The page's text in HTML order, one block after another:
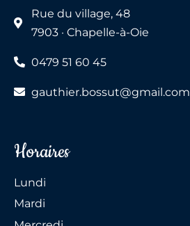
Rue du village, 48
7903 · Chapelle-à-Oie
0479 51 60 45
gauthier.bossut@gmail.com
Horaires
Lundi
Mardi